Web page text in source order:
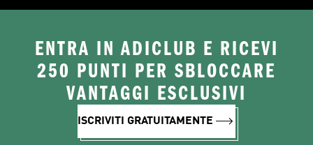
ENTRA IN ADICLUB E RICEVI
250 PUNTI PER SBLOCCARE
VANTAGGI ESCLUSIVI
ISCRIVITI GRATUITAMENTE